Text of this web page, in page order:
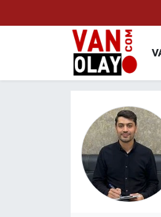
Vanspor
Van Nöbetçi Eczaneler
Van Hava Durumu
Van Namaz Vakitleri
Van Trafik Yoğunluk
Süper Lig Puan Durumu